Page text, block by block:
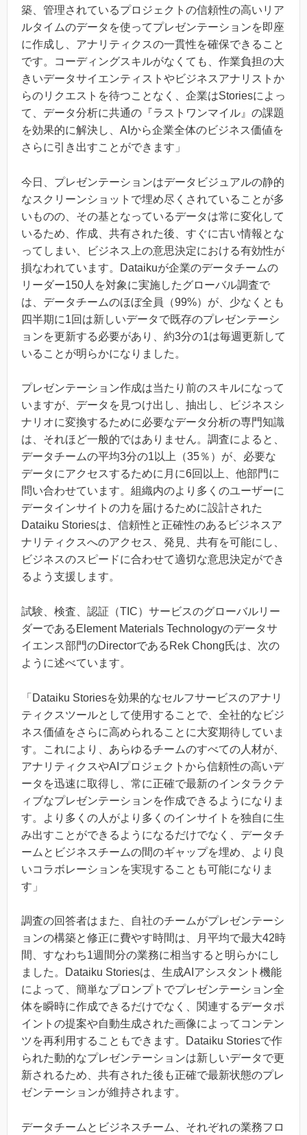
築、管理されているプロジェクトの信頼性の高いリア
ルタイムのデータを使ってプレゼンテーションを即座
に作成し、アナリティクスの一貫性を確保できること
です。コーディングスキルがなくても、作業負担の大
きいデータサイエンティストやビジネスアナリストか
らのリクエストを待つことなく、企業はStoriesによっ
て、データ分析に共通の『ラストワンマイル』の課題
を効果的に解決し、AIから企業全体のビジネス価値を
さらに引き出すことができます」
今日、プレゼンテーションはデータビジュアルの静的
なスクリーンショットで埋め尽くされていることが多
いものの、その基となっているデータは常に変化して
いるため、作成、共有された後、すぐに古い情報とな
ってしまい、ビジネス上の意思決定における有効性が
損なわれています。Dataikuが企業のデータチームの
リーダー150人を対象に実施したグローバル調査で
は、データチームのほぼ全員（99%）が、少なくとも
四半期に1回は新しいデータで既存のプレゼンテーシ
ョンを更新する必要があり、約3分の1は毎週更新して
いることが明らかになりました。
プレゼンテーション作成は当たり前のスキルになって
いますが、データを見つけ出し、抽出し、ビジネスシ
ナリオに変換するために必要なデータ分析の専門知識
は、それほど一般的ではありません。調査によると、
データチームの平均3分の1以上（35％）が、必要な
データにアクセスするために月に6回以上、他部門に
問い合わせています。組織内のより多くのユーザーに
データインサイトの力を届けるために設計された
Dataiku Storiesは、信頼性と正確性のあるビジネスア
ナリティクスへのアクセス、発見、共有を可能にし、
ビジネスのスピードに合わせて適切な意思決定ができ
るよう支援します。
試験、検査、認証（TIC）サービスのグローバルリー
ダーであるElement Materials Technologyのデータサ
イエンス部門のDirectorであるRek Chong氏は、次の
ように述べています。
「Dataiku Storiesを効果的なセルフサービスのアナリ
ティクスツールとして使用することで、全社的なビジ
ネス価値をさらに高められることに大変期待していま
す。これにより、あらゆるチームのすべての人材が、
アナリティクスやAIプロジェクトから信頼性の高いデ
ータを迅速に取得し、常に正確で最新のインタラクテ
ィブなプレゼンテーションを作成できるようになりま
す。より多くの人がより多くのインサイトを独自に生
み出すことができるようになるだけでなく、データチ
ームとビジネスチームの間のギャップを埋め、より良
いコラボレーションを実現することも可能になりま
す」
調査の回答者はまた、自社のチームがプレゼンテーシ
ョンの構築と修正に費やす時間は、月平均で最大42時
間、すなわち1週間分の業務に相当すると明らかにし
ました。Dataiku Storiesは、生成AIアシスタント機能
によって、簡単なプロンプトでプレゼンテーション全
体を瞬時に作成できるだけでなく、関連するデータポ
イントの提案や自動生成された画像によってコンテン
ツを再利用することもできます。Dataiku Storiesで作
られた動的なプレゼンテーションは新しいデータで更
新されるため、共有された後も正確で最新状態のプレ
ゼンテーションが維持されます。
データチームとビジネスチーム、それぞれの業務フロ